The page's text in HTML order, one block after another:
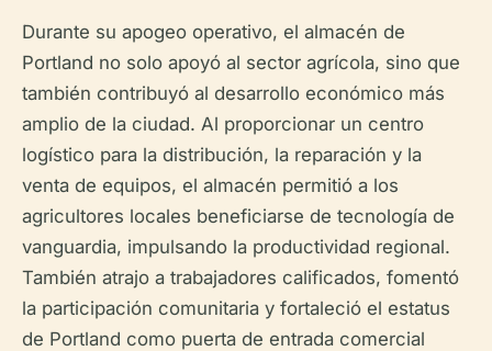
Durante su apogeo operativo, el almacén de
Portland no solo apoyó al sector agrícola, sino que
también contribuyó al desarrollo económico más
amplio de la ciudad. Al proporcionar un centro
logístico para la distribución, la reparación y la
venta de equipos, el almacén permitió a los
agricultores locales beneficiarse de tecnología de
vanguardia, impulsando la productividad regional.
También atrajo a trabajadores calificados, fomentó
la participación comunitaria y fortaleció el estatus
de Portland como puerta de entrada comercial